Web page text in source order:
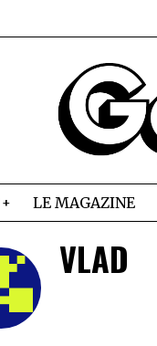
LE MAGAZINE
VLAD